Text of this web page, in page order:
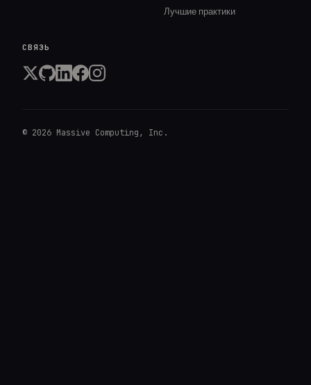
Лучшие практики
СВЯЗЬ
© 2026 Massive Computing, Inc.